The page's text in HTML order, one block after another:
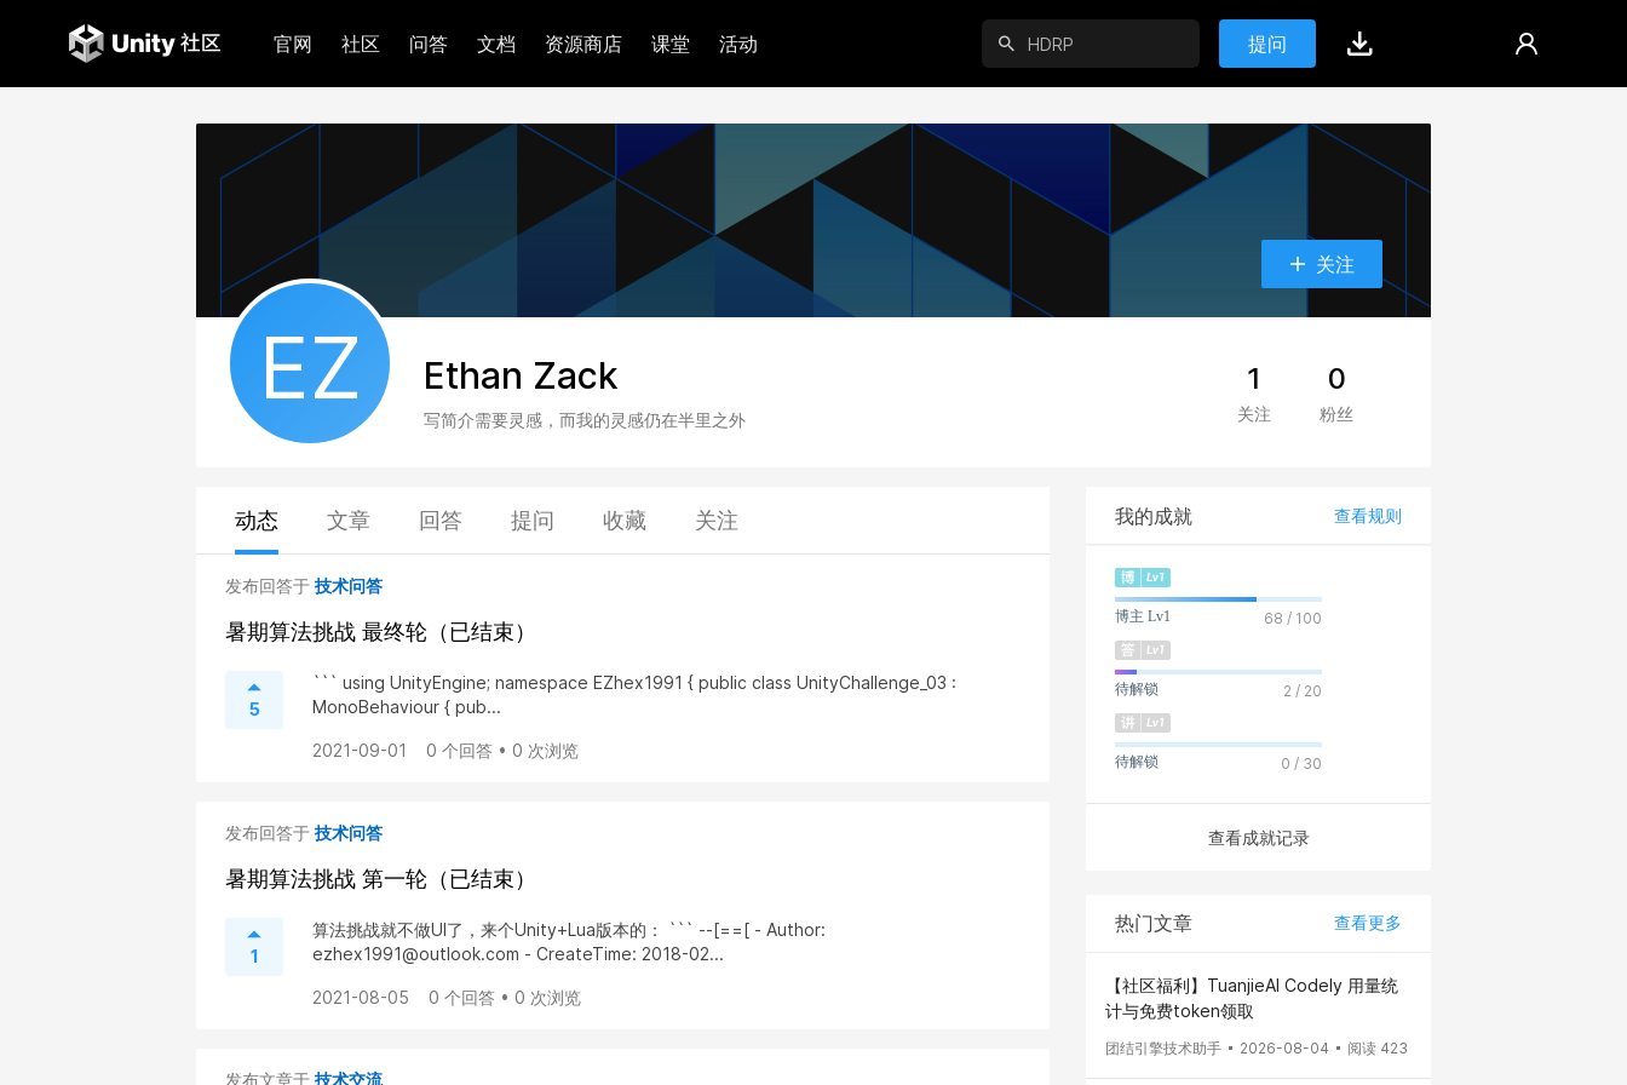
官网 社区 问答 文档 资源商店 课堂 活动 提问
关注
EZ Ethan Zack
写简介需要灵感，而我的灵感仍在半里之外
1
关注
0
粉丝
动态 文章 回答 提问 收藏 关注
发布回答于 技术问答
暑期算法挑战 最终轮（已结束）
5
``` using UnityEngine; namespace EZhex1991 { public class UnityChallenge_03 :
MonoBehaviour { pub...
2021-09-01 0 个回答 • 0 次浏览
发布回答于 技术问答
暑期算法挑战 第一轮（已结束）
1
算法挑战就不做UI了，来个Unity+Lua版本的： ``` --[==[ - Author:
ezhex1991@outlook.com - CreateTime: 2018-02...
2021-08-05 0 个回答 • 0 次浏览
发布文章于 技术交流
我的成就 查看规则
博主 Lv1 68 / 100
待解锁 2 / 20
待解锁 0 / 30
查看成就记录
热门文章 查看更多
【社区福利】TuanjieAI Codely 用量统
计与免费token领取
团结引擎技术助手 2026-08-04 阅读 423